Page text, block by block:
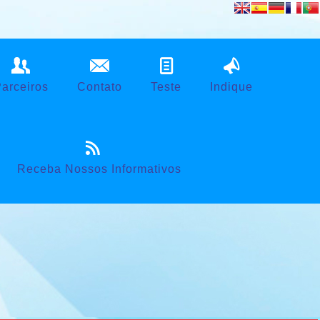
Contato Teste Indique
Receba Nossos Informativos